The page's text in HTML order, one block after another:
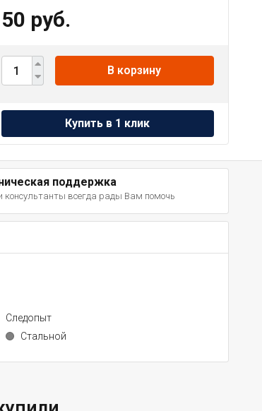
50 руб.
В корзину
поддержка
консультанты всегда рады Вам помочь
Следопыт
Стальной